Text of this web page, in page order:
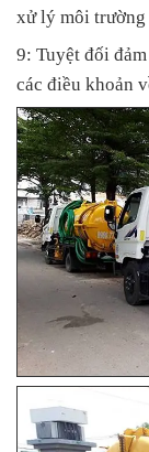
xử lý môi trường
9: Tuyệt đối
các điều khoản